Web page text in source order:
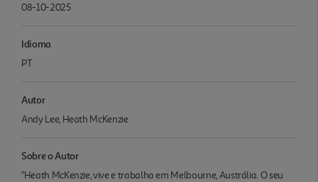
08-10-2025
Idioma
PT
Autor
Andy Lee, Heath McKenzie
Sobre o Autor
"Heath McKenzie, vive e trabalha em Melbourne, Austrália. O seu